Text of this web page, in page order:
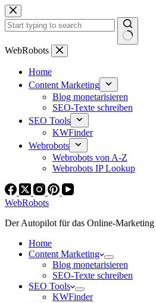
Zum
Inhalt
springen
Keine
WebRobots
Home
Content Marketing
Blog monetarisieren
SEO-Texte schreiben
SEO Tools
KWFinder
Webrobots
Webrobots von A-Z
Webrobots IP Lookup
WebRobots
Der Autopilot für das Online-Marketing
Home
Content Marketing
Blog monetarisieren
SEO-Texte schreiben
SEO Tools
KWFinder